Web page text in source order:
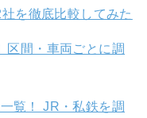
を徹底比較してみた
区間・車両ごとに調
覧！ JR・私鉄を調